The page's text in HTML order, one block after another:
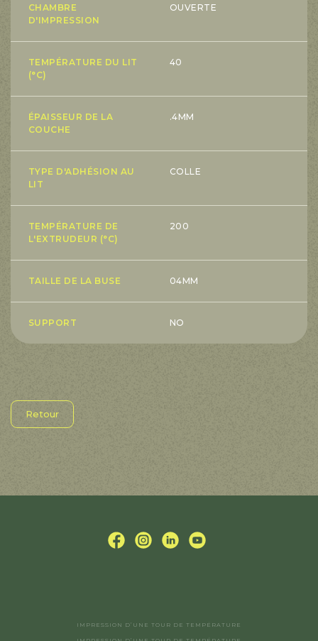
CHAMBRE
D'IMPRESSION
OUVERTE
TEMPÉRATURE DU LIT
(°C)
40
ÉPAISSEUR DE LA
COUCHE
.4MM
TYPE D'ADHÉSION AU
LIT
COLLE
TEMPÉRATURE DE
L'EXTRUDEUR (°C)
200
TAILLE DE LA BUSE 04MM
SUPPORT NO
Retour
IMPRESSION D’UNE TOUR DE TEMPÉRATURE